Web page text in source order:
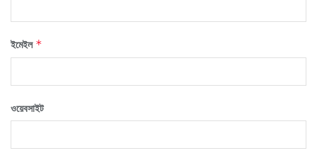
ইমেইল *
ওয়েবসাইট